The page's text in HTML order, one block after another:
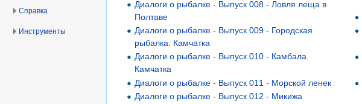
Диалоги о рыбалке - Выпуск 008 - Ловля леща в
Полтаве
Диалоги о рыбалке - Выпуск 009 - Городская
рыбалка. Камчатка
Диалоги о рыбалке - Выпуск 010 - Камбала.
Камчатка
Диалоги о рыбалке - Выпуск 011 - Морской ленек
Диалоги о рыбалке - Выпуск 012 - Микижа
Справка
Инструменты